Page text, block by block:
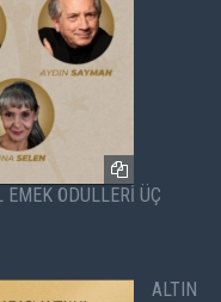
ÖDÜLLERİ ÜÇ
ALTIN